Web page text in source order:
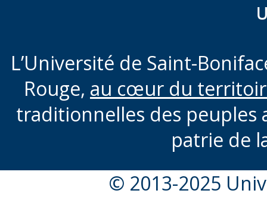
L’Université de Saint-
Rouge, au cœur du
traditionnelles des peuples
patrie de
© 2013-2025